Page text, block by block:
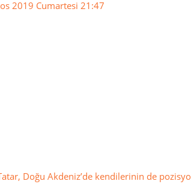
2019 Cumartesi 21:47
Doğu Akdeniz’de kendilerinin de